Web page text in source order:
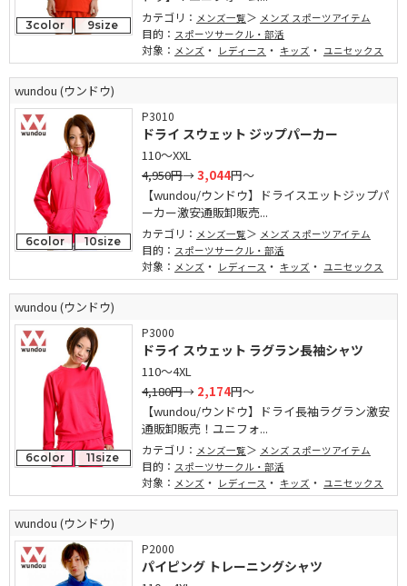
3color 9size
カテゴリ： メンズ一覧 メンズ スポーツアイテム
目的： スポーツサークル・部活
対象： メンズ ・ レディース ・ キッズ ・ ユニセックス
wundou (ウンドウ)
6color 10size
P3010
ドライ スウェット ジップパーカー
110～XXL
4,950円→3,044円～
【wundou/ウンドウ】ドライスエットジップパ
ーカー激安通販卸販売...
カテゴリ： メンズ一覧 メンズ スポーツアイテム
目的： スポーツサークル・部活
対象： メンズ ・ レディース ・ キッズ ・ ユニセックス
wundou (ウンドウ)
6color 11size
P3000
ドライ スウェット ラグラン長袖シャツ
110～4XL
4,180円→ 2,174円～
【wundou/ウンドウ】ドライ長袖ラグラン激安
通販卸販売！ユニフォ...
カテゴリ： メンズ一覧 メンズ スポーツアイテム
目的： スポーツサークル・部活
対象： メンズ ・ レディース ・ キッズ ・ ユニセックス
wundou (ウンドウ)
P2000
パイピング トレーニングシャツ